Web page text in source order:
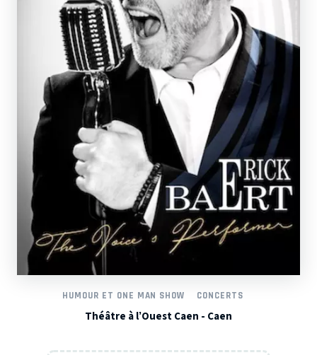
HUMOUR ET ONE MAN SHOW CONCERTS
Théâtre à l’Ouest Caen - Caen